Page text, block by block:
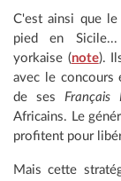
C'est ainsi que
pied en
yorkaise (note).
avec le concours
de ses Français
Africains. Le
profitent pour
Mais cette